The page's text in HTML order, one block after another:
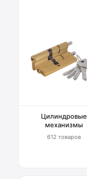
Цилиндровые
механизмы
612 товаров